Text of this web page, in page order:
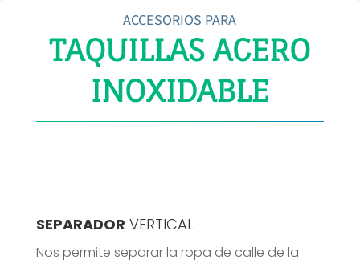
ACCESORIOS PARA
TAQUILLAS ACERO
INOXIDABLE
SEPARADOR VERTICAL
Nos permite separar la ropa de calle de la